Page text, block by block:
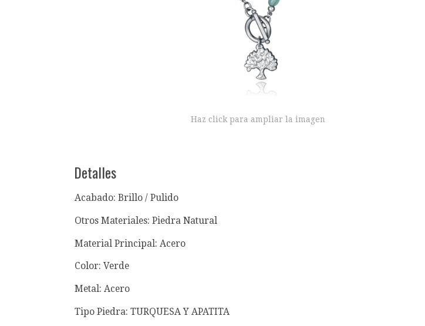
Haz click para ampliar la imagen
Detalles
Acabado: Brillo / Pulido
Otros Materiales: Piedra Natural
Material Principal: Acero
Color: Verde
Metal: Acero
Tipo Piedra: TURQUESA Y APATITA